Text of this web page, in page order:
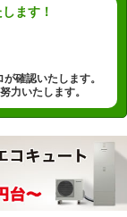
ます！
確認いたします。
力いたします。